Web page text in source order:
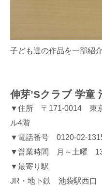
子ども達の作品を一部紹介
伸芽’Sクラブ 学童
▼住所 〒171-0014 東京
ル4階
▼電話番号 0120-02-
▼営業時間 月～土曜
▼最寄り駅
JR・地下鉄 池袋駅西口